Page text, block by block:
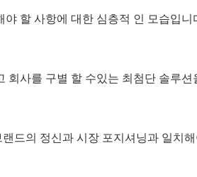
할 사항에 대한 심층적 인 모습입니
회사를 구별 할 수있는 최첨단 솔루
드의 정신과 시장 포지셔닝과 일치